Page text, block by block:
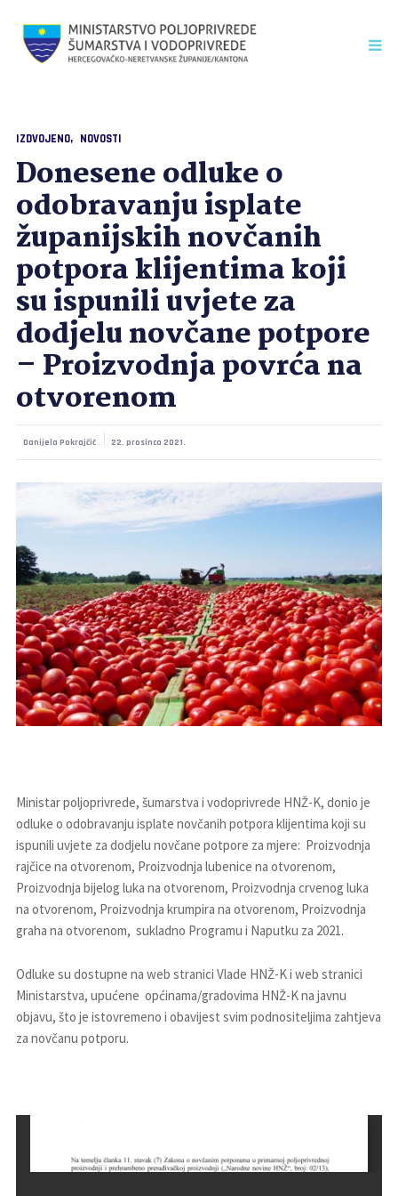
IZDVOJENO NOVOSTI
Donesene odluke o
odobravanju isplate
županijskih novčanih
potpora klijentima koji
su ispunili uvjete za
dodjelu novčane potpore
– Proizvodnja povrća na
otvorenom
Danijela Pokrajčić 22. prosinca 2021.
Ministar poljoprivrede, šumarstva i vodoprivrede HNŽ-K, donio je
odluke o odobravanju isplate novčanih potpora klijentima koji su
ispunili uvjete za dodjelu novčane potpore za mjere: Proizvodnja
rajčice na otvorenom, Proizvodnja lubenice na otvorenom,
Proizvodnja bijelog luka na otvorenom, Proizvodnja crvenog luka
na otvorenom, Proizvodnja krumpira na otvorenom, Proizvodnja
graha na otvorenom, sukladno Programu i Naputku za 2021.
Odluke su dostupne na web stranici Vlade HNŽ-K i web stranici
Ministarstva, upućene općinama/gradovima HNŽ-K na javnu
objavu, što je istovremeno i obavijest svim podnositeljima zahtjeva
za novčanu potporu.